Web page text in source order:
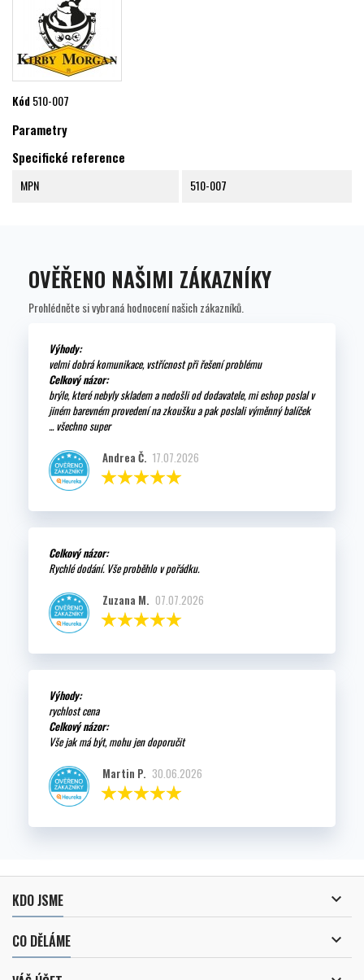
Kód510-007
Parametry
Specifické reference
MPN 510-007
OVĚŘENO NAŠIMI ZÁKAZNÍKY
Prohlédněte si vybraná hodnocení našich zákazníků.
Výhody:
velmi dobrá komunikace, vstřícnost při řešení problému
Celkový názor:
brýle, které nebyly skladem a nedošli od dodavatele, mi eshop poslal v
jiném barevném provedení na zkoušku a pak poslali výměnný balíček
... všechno super
Andrea Č. 17.07.2026
Celkový názor:
Rychlé dodání. Vše proběhlo v pořádku.
Zuzana M. 07.07.2026
Výhody:
rychlost cena
Celkový názor:
Vše jak má být, mohu jen doporučit
Martin P. 30.06.2026
KDO JSME 
CO DĚLÁME 